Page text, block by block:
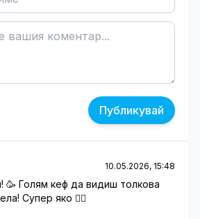
Публикувай
10.05.2026, 15:48
🥳 Голям кеф да видиш толкова
Супер яко 🤷‍♂️